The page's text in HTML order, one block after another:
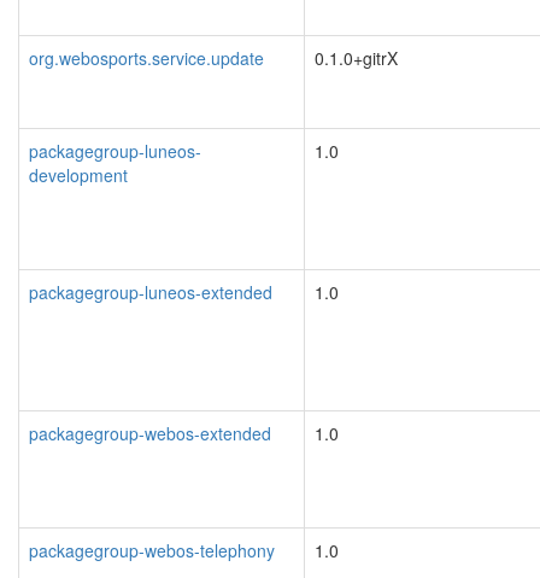
org.webosports.service.update 0.1.0+gitrX
packagegroup-luneos-
development
1.0
packagegroup-luneos-extended 1.0
packagegroup-webos-extended 1.0
packagegroup-webos-telephony 1.0